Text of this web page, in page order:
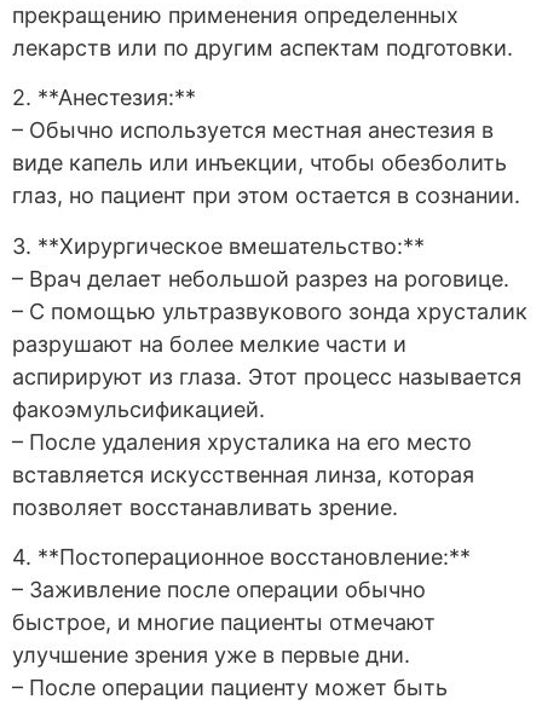
прекращению применения определенных
лекарств или по другим аспектам подготовки.
2. **Анестезия:**
– Обычно используется местная анестезия в
виде капель или инъекции, чтобы обезболить
глаз, но пациент при этом остается в сознании.
3. **Хирургическое вмешательство:**
– Врач делает небольшой разрез на роговице.
– С помощью ультразвукового зонда хрусталик
разрушают на более мелкие части и
аспирируют из глаза. Этот процесс называется
факоэмульсификацией.
– После удаления хрусталика на его место
вставляется искусственная линза, которая
позволяет восстанавливать зрение.
4. **Постоперационное восстановление:**
– Заживление после операции обычно
быстрое, и многие пациенты отмечают
улучшение зрения уже в первые дни.
– После операции пациенту может быть